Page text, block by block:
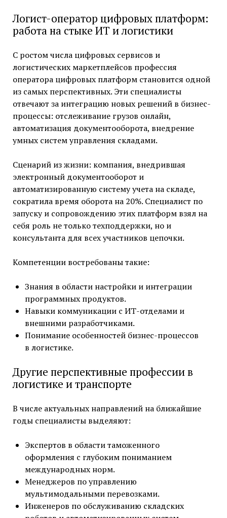
Логист-оператор цифровых платформ:
работа на стыке ИТ и логистики
С ростом числа цифровых сервисов и
логистических маркетплейсов профессия
оператора цифровых платформ становится одной
из самых перспективных. Эти специалисты
отвечают за интеграцию новых решений в бизнес-
процессы: отслеживание грузов онлайн,
автоматизация документооборота, внедрение
умных систем управления складами.
Сценарий из жизни: компания, внедрившая
электронный документооборот и
автоматизированную систему учета на складе,
сократила время оборота на 20%. Специалист по
запуску и сопровождению этих платформ взял на
себя роль не только техподдержки, но и
консультанта для всех участников цепочки.
Компетенции востребованы такие:
Знания в области настройки и интеграции
программных продуктов.
Навыки коммуникации с ИТ-отделами и
внешними разработчиками.
Понимание особенностей бизнес-процессов
в логистике.
Другие перспективные профессии в
логистике и транспорте
В числе актуальных направлений на ближайшие
годы специалисты выделяют:
Экспертов в области таможенного
оформления с глубоким пониманием
международных норм.
Менеджеров по управлению
мультимодальными перевозками.
Инженеров по обслуживанию складских